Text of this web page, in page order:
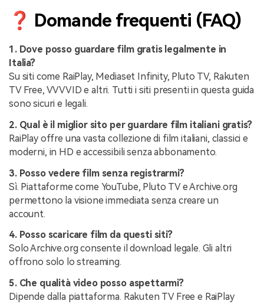
❓ Domande frequenti (FAQ)
1. Dove posso guardare film gratis legalmente in
Italia?
Su siti come RaiPlay, Mediaset Infinity, Pluto TV, Rakuten
TV Free, VVVVID e altri. Tutti i siti presenti in questa guida
sono sicuri e legali.
2. Qual è il miglior sito per guardare film italiani gratis?
RaiPlay offre una vasta collezione di film italiani, classici e
moderni, in HD e accessibili senza abbonamento.
3. Posso vedere film senza registrarmi?
Sì. Piattaforme come YouTube, Pluto TV e Archive.org
permettono la visione immediata senza creare un
account.
4. Posso scaricare film da questi siti?
Solo Archive.org consente il download legale. Gli altri
offrono solo lo streaming.
5. Che qualità video posso aspettarmi?
Dipende dalla piattaforma. Rakuten TV Free e RaiPlay